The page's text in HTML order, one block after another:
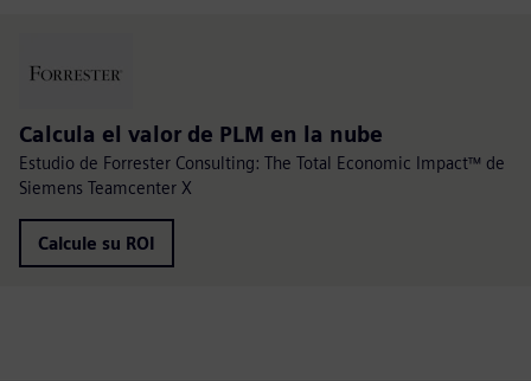
Calcula el valor de PLM en la nube
Estudio de Forrester Consulting: The Total Economic Impact™ de
Siemens Teamcenter X
Calcule su ROI